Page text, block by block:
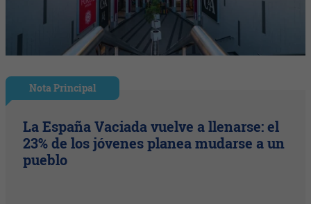
Nota Principal
La España Vaciada vuelve a llenarse: el
23% de los jóvenes planea mudarse a un
pueblo